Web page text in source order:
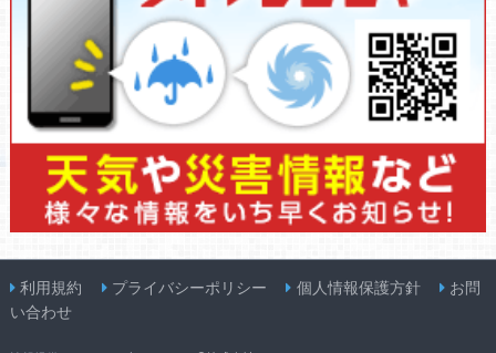
利用規約 プライバシーポリシー 個人情報保護方針
お問
い合わせ